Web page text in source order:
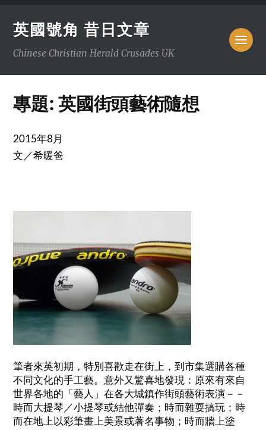
英國號角 昔日文章
Chinese Christian Herald Crusades UK
專題: 英國街頭藝術隨想
2015年8月
文／希暖爸
筆者來英初期，特別喜歡走在街上，到市集選購各種
不同文化的手工藝。意外又驚喜地發現：原來有來自
世界各地的「藝人」在各大城鎮作街頭藝術表演－－
時而大提琴／小提琴或結他彈奏；時而雜耍搞玩；時
而在地上以彩筆畫上美景或著名事物；時而牆上塗